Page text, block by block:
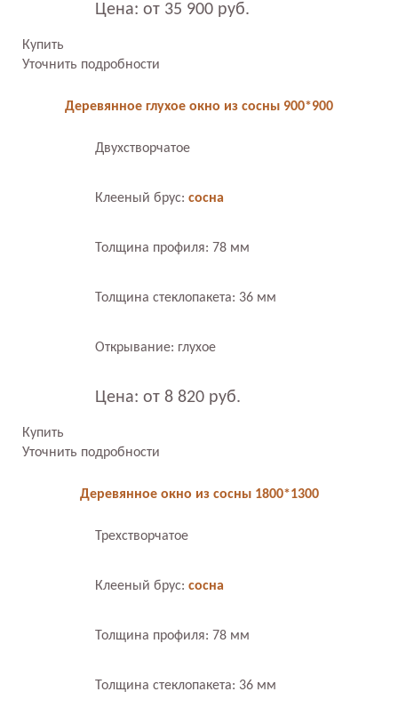
Цена: от 35 900 руб.
Купить
Уточнить подробности
Деревянное глухое окно из сосны 900*900
Двухстворчатое
Клееный брус: сосна
Толщина профиля: 78 мм
Толщина стеклопакета: 36 мм
Открывание: глухое
Цена: от 8 820 руб.
Купить
Уточнить подробности
Деревянное окно из сосны 1800*1300
Трехстворчатое
Клееный брус: сосна
Толщина профиля: 78 мм
Толщина стеклопакета: 36 мм